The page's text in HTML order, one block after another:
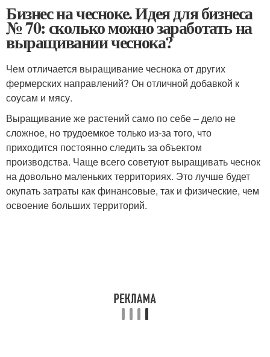
Бизнес на чесноке. Идея для бизнеса
№ 70: сколько можно заработать на
выращивании чеснока?
Чем отличается выращивание чеснока от других
фермерских направлений? Он отличной добавкой к
соусам и мясу.
Выращивание же растений само по себе – дело не
сложное, но трудоемкое только из-за того, что
приходится постоянно следить за объектом
производства. Чаще всего советуют выращивать чеснок
на довольно маленьких территориях. Это лучше будет
окупать затраты как финансовые, так и физические, чем
освоение больших территорий.